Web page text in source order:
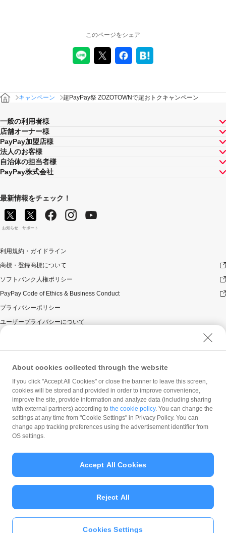
スが付与されます。
対象店舗との取引について取消し等となった場合、取消
し等の理由の如何にかかわらず、また、対象店舗による
降に取消し等となった場合であっても、当該上限到達か
よるPayPayボーナスの付与が行われることはありませ
ん。
景品について
PayPayボーナス付与の際に、小数点以下は切り捨てとな
ります。
PayPayボーナスはPayPay公式ストア、PayPayカード公
す。
PayPayボーナスの付与は、原則として、対象のお支払方
法によるお支払いの翌日から起算して30日後に実施いた
します。ただし、お客様のご利用状況やシステム上の都
禁止事項等について
以下のいずれかに該当する場合は本キャンペーンの適用
った後にお客様が以下のいずれかに該当することが判明
した場合、お客様に対する本キャンペーンによるPayPay
状況により不正行為が行われたとPayPay株式会社が
PayPay残高利用規約その他PayPay株式会社の利用規
約に違反する行為があった場合、またはそのおそれが
あると同社が判断した場合。
お一人様が複数のPayPayアカウントを利用した場
合。
通常1回の決済にて支払うべき商品等代金を、複数回
に分割して決済することにより景品付与を受けた場
合。
一定期間の取引・キャンセル等の状況によりPayPay株式
会社が不正のおそれがあると判断した場合、PayPayのご
加盟店による自己取引の可能性があるとPayPay株式会社
が判断した場合、PayPayボーナスの付与に際し対象の領
収書などお支払い時のお控えを確認させていただくこと
このページをシェア
キャンペーン 超PayPay祭 ZOZOTOWNで超おトクキャンペーン
一般の利用者様
店舗オーナー様
PayPay加盟店様
法人のお客様
自治体の担当者様
PayPay株式会社
最新情報をチェック！
お知らせ サポート
利用規約・ガイドライン
商標・登録商標について
ソフトバンク人権ポリシー
PayPay Code of Ethics & Business Conduct
プライバシーポリシー
ユーザープライバシーについて
ウェブサイト利用規約
反社会的勢力に対する方針
勧誘方針
マネロン等基本方針
カスタマーハラスメントに関する当社の考え方
© PayPay Corporation
About cookies collected through the website
If you click "Accept All Cookies" or close the banner to leave this screen,
cookies will be stored and provided in order to improve convenience,
improve the site, provide information and analyze data (including sharing
with external partners) according to the cookie policy. You can change the
settings at any time from "Cookie Settings" in Privacy Policy. You can
change app tracking preferences using the advertisement identifier from
OS settings.
Cookies Settings
Reject All
Accept All Cookies